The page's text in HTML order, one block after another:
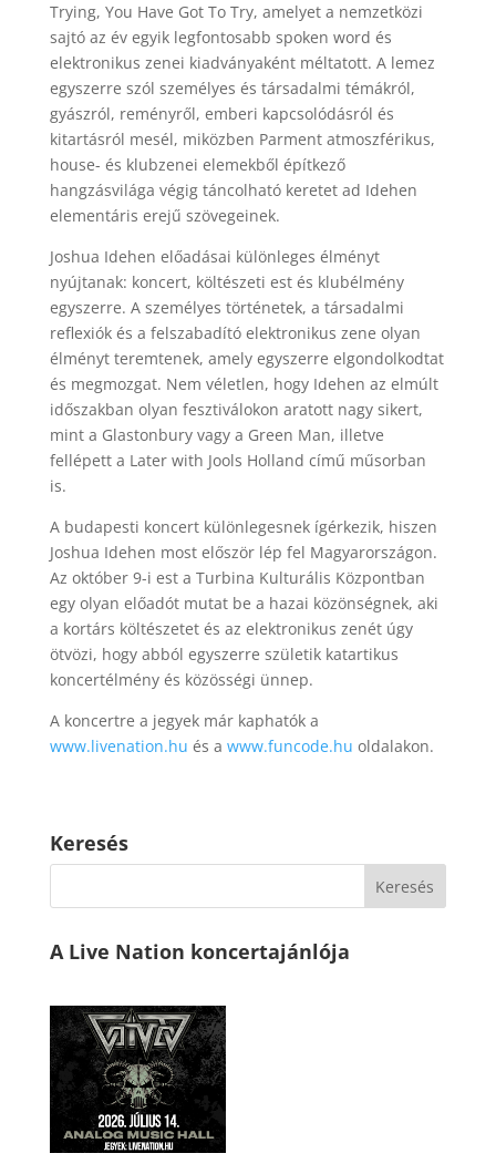
Trying, You Have Got To Try, amelyet a nemzetközi
sajtó az év egyik legfontosabb spoken word és
elektronikus zenei kiadványaként méltatott. A lemez
egyszerre szól személyes és társadalmi témákról,
gyászról, reményről, emberi kapcsolódásról és
kitartásról mesél, miközben Parment atmoszférikus,
house- és klubzenei elemekből építkező
hangzásvilága végig táncolható keretet ad Idehen
elementáris erejű szövegeinek.
Joshua Idehen előadásai különleges élményt
nyújtanak: koncert, költészeti est és klubélmény
egyszerre. A személyes történetek, a társadalmi
reflexiók és a felszabadító elektronikus zene olyan
élményt teremtenek, amely egyszerre elgondolkodtat
és megmozgat. Nem véletlen, hogy Idehen az elmúlt
időszakban olyan fesztiválokon aratott nagy sikert,
mint a Glastonbury vagy a Green Man, illetve
fellépett a Later with Jools Holland című műsorban
is.
A budapesti koncert különlegesnek ígérkezik, hiszen
Joshua Idehen most először lép fel Magyarországon.
Az október 9-i est a Turbina Kulturális Központban
egy olyan előadót mutat be a hazai közönségnek, aki
a kortárs költészetet és az elektronikus zenét úgy
ötvözi, hogy abból egyszerre születik katartikus
koncertélmény és közösségi ünnep.
A koncertre a jegyek már kaphatók a
www.livenation.hu és a www.funcode.hu oldalakon.
Keresés
A Live Nation koncertajánlója